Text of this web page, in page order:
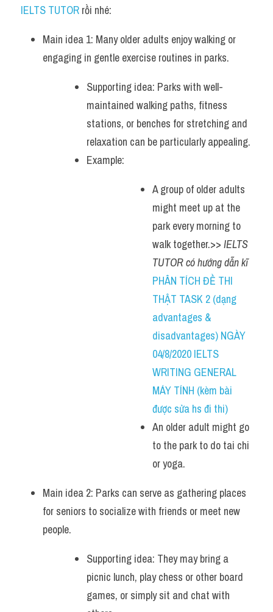
IELTS TUTOR rồi nhé:
Main idea 1: Many older adults enjoy walking or
engaging in gentle exercise routines in parks.
Supporting idea: Parks with well-
maintained walking paths, fitness
stations, or benches for stretching and
relaxation can be particularly appealing.
Example:
A group of older adults
might meet up at the
park every morning to
walk together.>> IELTS
TUTOR có hướng dẫn kĩ
PHÂN TÍCH ĐỀ THI
THẬT TASK 2 (dạng
advantages &
disadvantages) NGÀY
04/8/2020 IELTS
WRITING GENERAL
MÁY TÍNH (kèm bài
được sửa hs đi thi)
An older adult might go
to the park to do tai chi
or yoga.
Main idea 2: Parks can serve as gathering places
for seniors to socialize with friends or meet new
people.
Supporting idea: They may bring a
picnic lunch, play chess or other board
games, or simply sit and chat with